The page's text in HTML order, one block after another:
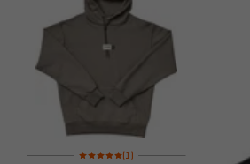
Valoración media: 5 de 5 basada en 1
(1)